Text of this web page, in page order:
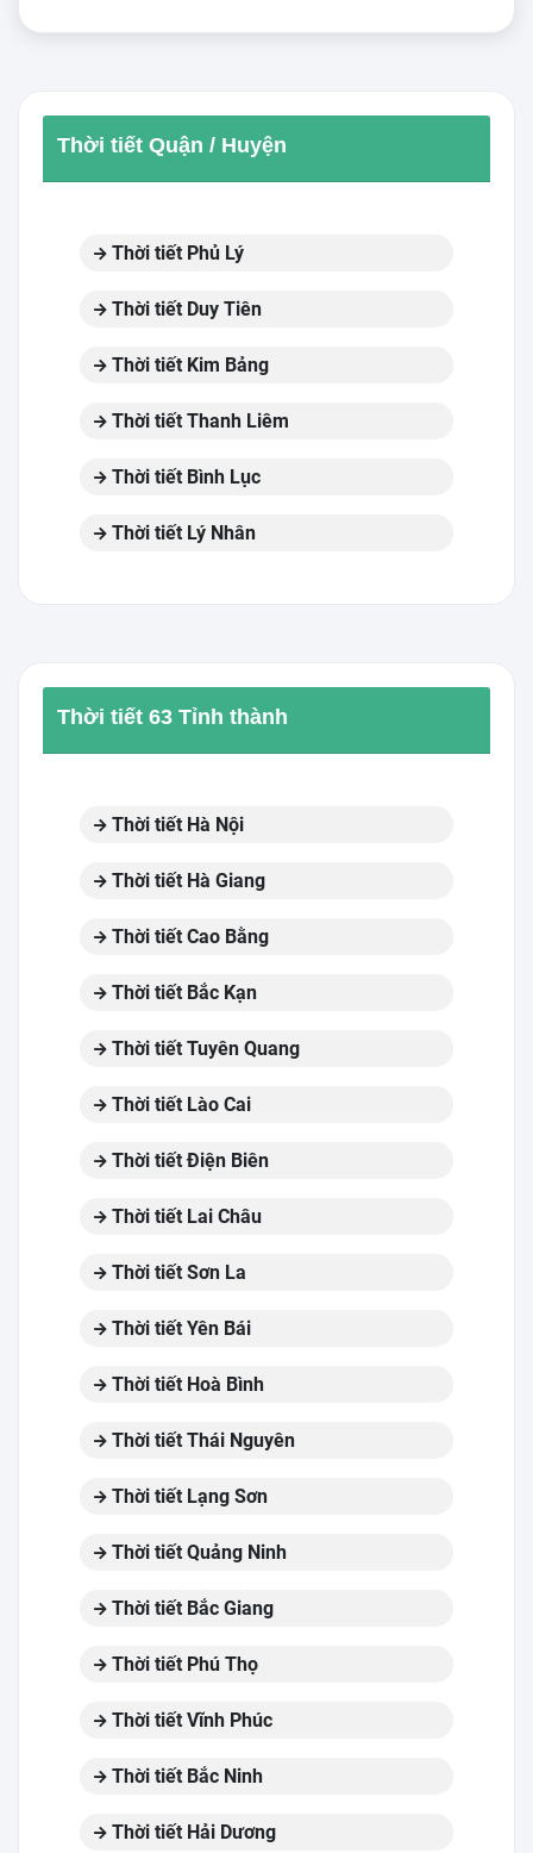
Thời tiết Quận / Huyện
Thời tiết Phủ Lý
Thời tiết Duy Tiên
Thời tiết Kim Bảng
Thời tiết Thanh Liêm
Thời tiết Bình Lục
Thời tiết Lý Nhân
Thời tiết 63 Tỉnh thành
Thời tiết Hà Nội
Thời tiết Hà Giang
Thời tiết Cao Bằng
Thời tiết Bắc Kạn
Thời tiết Tuyên Quang
Thời tiết Lào Cai
Thời tiết Điện Biên
Thời tiết Lai Châu
Thời tiết Sơn La
Thời tiết Yên Bái
Thời tiết Hoà Bình
Thời tiết Thái Nguyên
Thời tiết Lạng Sơn
Thời tiết Quảng Ninh
Thời tiết Bắc Giang
Thời tiết Phú Thọ
Thời tiết Vĩnh Phúc
Thời tiết Bắc Ninh
Thời tiết Hải Dương